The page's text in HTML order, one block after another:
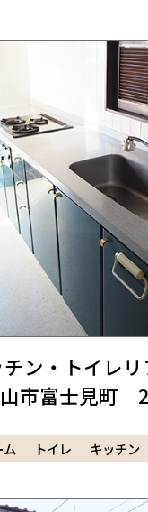
ン・トイレリ
富士見町
ム トイレ キッチン